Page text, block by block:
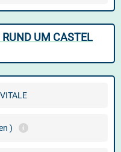
RUND UM CASTEL
)